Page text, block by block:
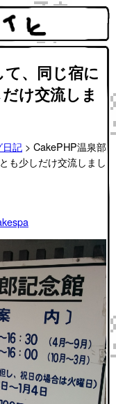
、同じ宿に
け交流しま
日記 > CakePHP温泉部
も少しだけ交流しまし